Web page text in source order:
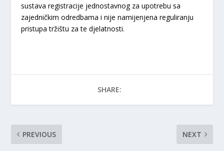
sustava registracije jednostavnog za upotrebu sa
zajedničkim odredbama i nije namijenjena reguliranju
pristupa tržištu za te djelatnosti.
SHARE:
PREVIOUS NEXT